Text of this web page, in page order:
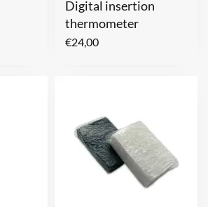
Digital insertion
thermometer
€24,00